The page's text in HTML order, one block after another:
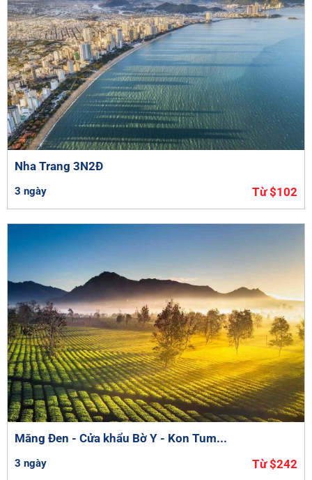
Nha Trang 3N2Đ
3 ngày Từ $102
Măng Đen - Cửa khẩu Bờ Y - Kon Tum...
3 ngày Từ $242